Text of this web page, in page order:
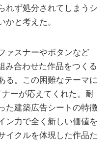
れず処分されてしまうシ
と考えた。
ァスナーやボタンなど
み合わせた作品をつくる
る。この困難なテーマに
ーが応えてくれた。耐
た建築広告シートの特徴
ン力で全く新しい価値を
イクルを体現した作品た